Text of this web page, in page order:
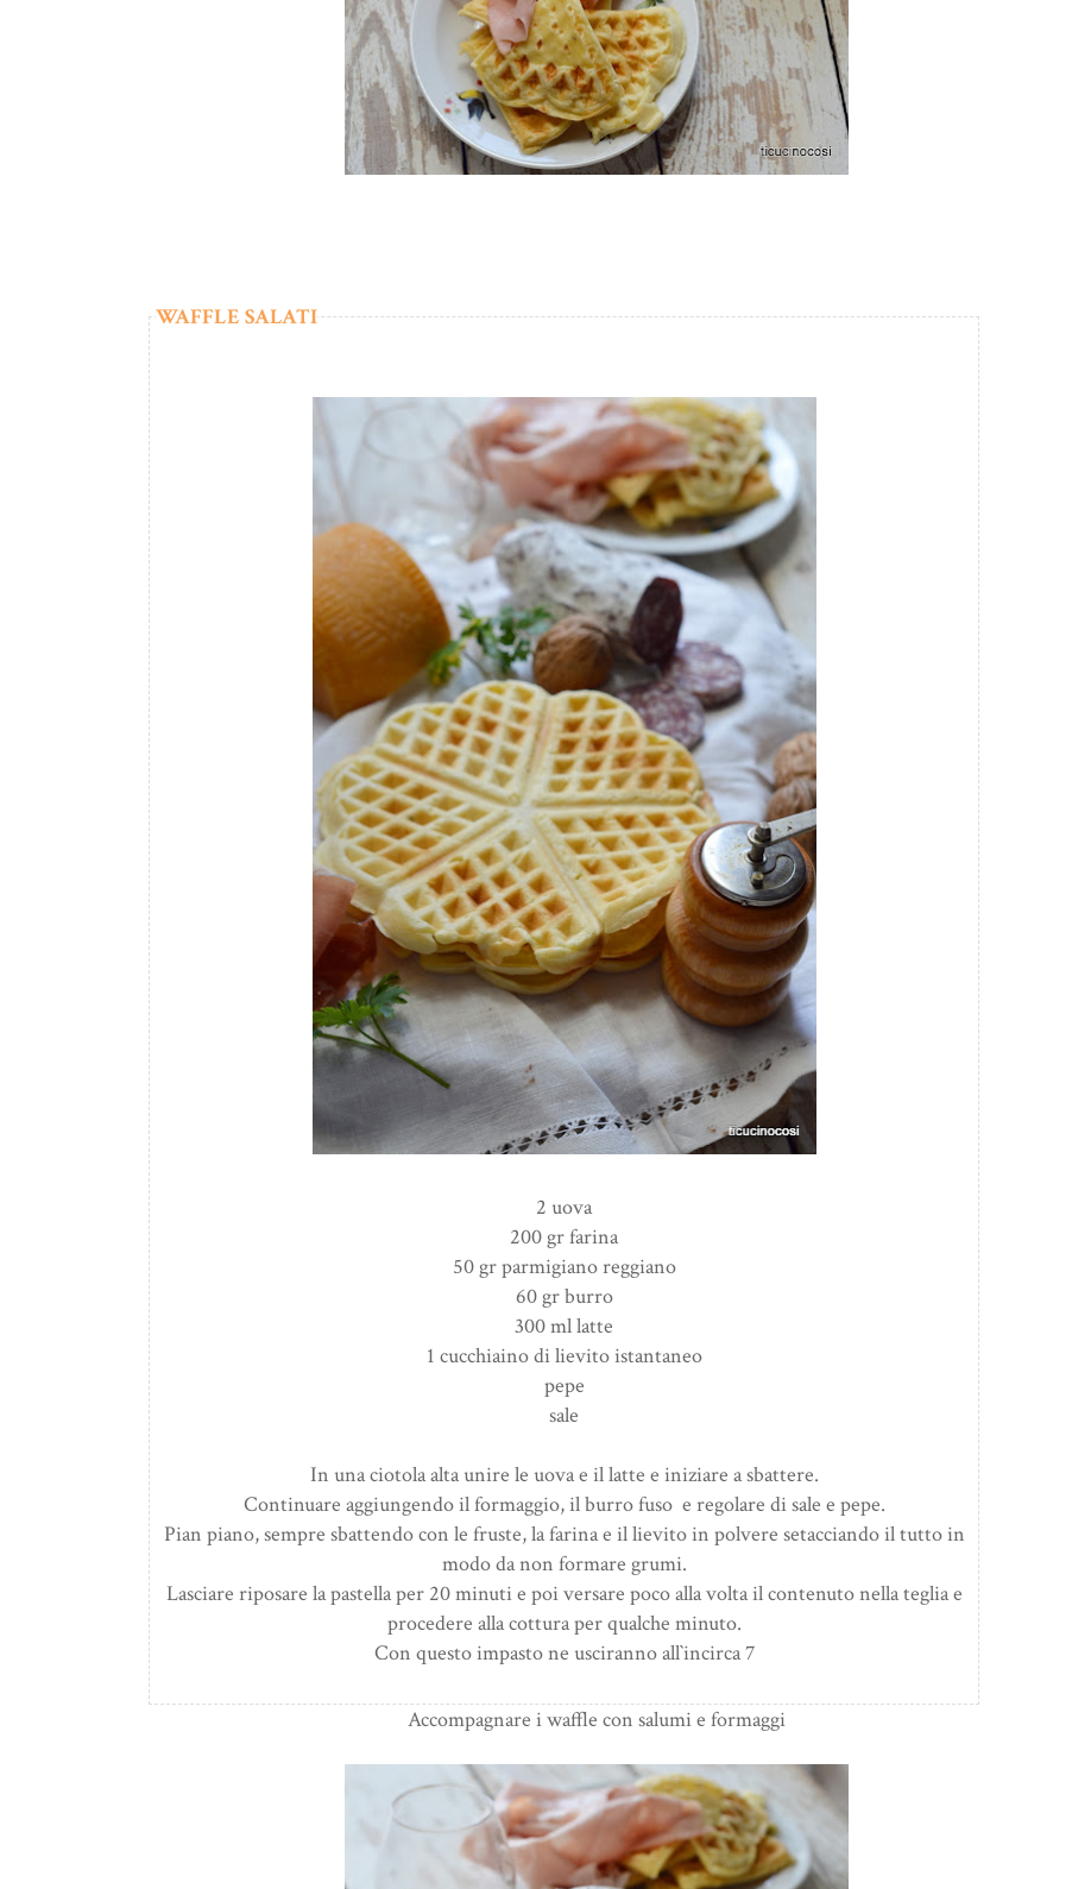
WAFFLE SALATI
2 uova
200 gr farina
50 gr parmigiano reggiano
60 gr burro
300 ml latte
1 cucchiaino di lievito istantaneo
pepe
sale
In una ciotola alta unire le uova e il latte e iniziare a sbattere.
Continuare aggiungendo il formaggio, il burro fuso e regolare di sale e pepe.
Pian piano, sempre sbattendo con le fruste, la farina e il lievito in polvere setacciando il tutto in
modo da non formare grumi.
Lasciare riposare la pastella per 20 minuti e poi versare poco alla volta il contenuto nella teglia e
procedere alla cottura per qualche minuto.
Con questo impasto ne usciranno all`incirca 7
Accompagnare i waffle con salumi e formaggi